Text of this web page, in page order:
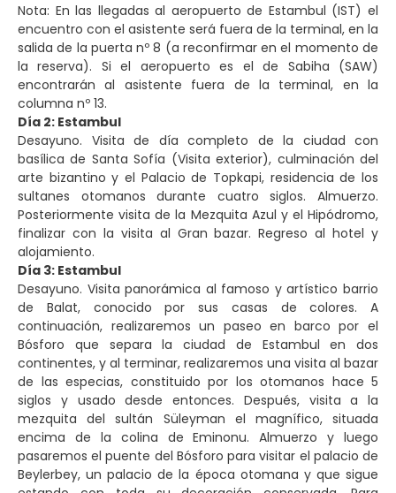
Nota: En las llegadas al aeropuerto de Estambul (IST) el
encuentro con el asistente será fuera de la terminal, en la
salida de la puerta nº 8 (a reconfirmar en el momento de
la reserva). Si el aeropuerto es el de Sabiha (SAW)
encontrarán al asistente fuera de la terminal, en la
columna nº 13.
Día 2: Estambul
Desayuno. Visita de día completo de la ciudad con
basílica de Santa Sofía (Visita exterior), culminación del
arte bizantino y el Palacio de Topkapi, residencia de los
sultanes otomanos durante cuatro siglos. Almuerzo.
Posteriormente visita de la Mezquita Azul y el Hipódromo,
finalizar con la visita al Gran bazar. Regreso al hotel y
alojamiento.
Día 3: Estambul
Desayuno. Visita panorámica al famoso y artístico barrio
de Balat, conocido por sus casas de colores. A
continuación, realizaremos un paseo en barco por el
Bósforo que separa la ciudad de Estambul en dos
continentes, y al terminar, realizaremos una visita al bazar
de las especias, constituido por los otomanos hace 5
siglos y usado desde entonces. Después, visita a la
mezquita del sultán Süleyman el magnífico, situada
encima de la colina de Eminonu. Almuerzo y luego
pasaremos el puente del Bósforo para visitar el palacio de
Beylerbey, un palacio de la época otomana y que sigue